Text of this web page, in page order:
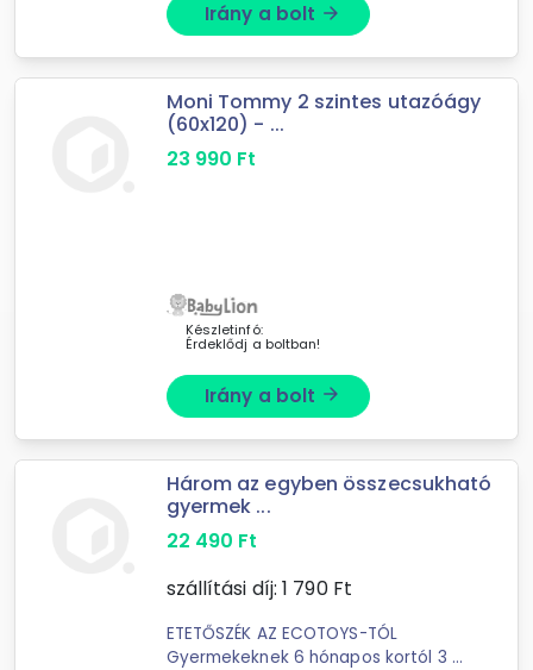
Irány a bolt arrow_forward
Moni Tommy 2 szintes utazóágy
(60x120) - ...
23 990 Ft
Készletinfó:
Érdeklődj a boltban!
Irány a bolt arrow_forward
Három az egyben összecsukható
gyermek ...
22 490 Ft
szállítási díj: 1 790Ft
ETETŐSZÉK AZ ECOTOYS-TÓL
Gyermekeknek 6 hónapos kortól 3 az